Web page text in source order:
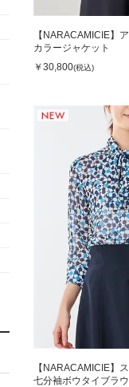
【NARACAMICIE】
カラージャケット
￥30,800(税込)
【NARACAMICIE】
七分袖ボウタイブラ